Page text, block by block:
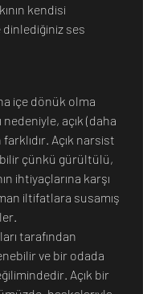
kendisi
ses
içe dönük olma
açık (daha
Açık narsist
çünkü gürültülü,
ihtiyaçlarına karşı
iltifatlara susamış
tarafından
ve bir odada
Açık bir